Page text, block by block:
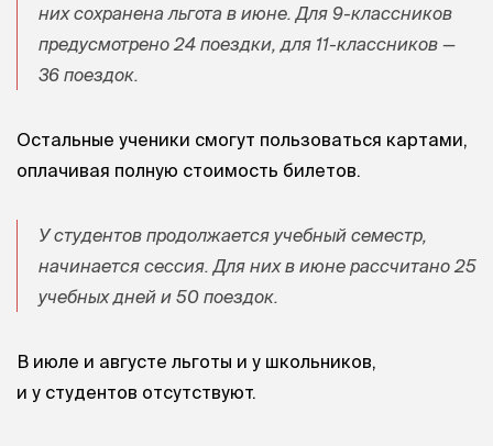
них сохранена льгота в июне. Для 9-классников
предусмотрено 24 поездки, для 11-классников —
36 поездок.
Остальные ученики смогут пользоваться картами,
оплачивая полную стоимость билетов.
У студентов продолжается учебный семестр,
начинается сессия. Для них в июне рассчитано 25
учебных дней и 50 поездок.
В июле и августе льготы и у школьников,
и у студентов отсутствуют.